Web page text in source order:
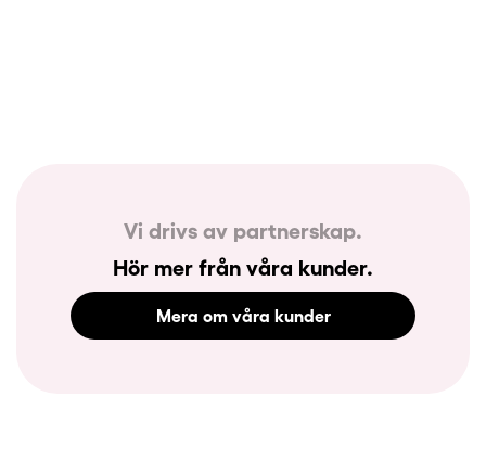
Vi drivs av partnerskap.
Hör mer från våra kunder.
Mera om våra kunder